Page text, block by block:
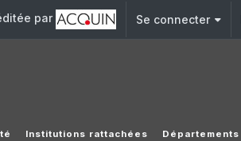
par Se connecter
Institutions rattachées Départements